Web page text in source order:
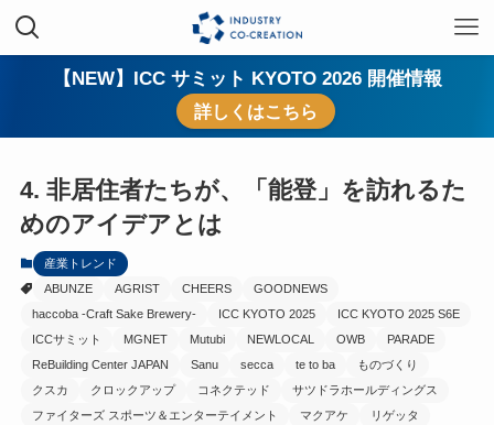
【NEW】ICC サミット KYOTO 2026 開催情報
詳しくはこちら
4. 非居住者たちが、「能登」を訪れるた
めのアイデアとは
産業トレンド
ABUNZE
AGRIST CHEERS
GOODNEWS
haccoba -Craft Sake Brewery-
ICC KYOTO 2025
ICC KYOTO 2025 S6E
ICCサミット
MGNET Mutubi NEWLOCAL OWB
PARADE
ReBuilding Center JAPAN
Sanu secca te to ba
ものづくり
クスカ
クロックアップ コネクテッド
サツドラホールディングス
ファイターズ スポーツ＆エンターテイメント
マクアケ
リゲッタ